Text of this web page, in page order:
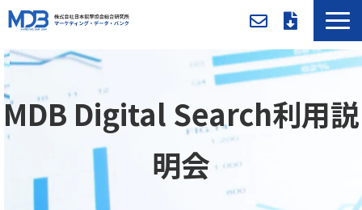
導入事例／課題別活用法
入会方法・料金
セミナー/イベント
お役立ち資料
MDB Digital Search利用説
明会